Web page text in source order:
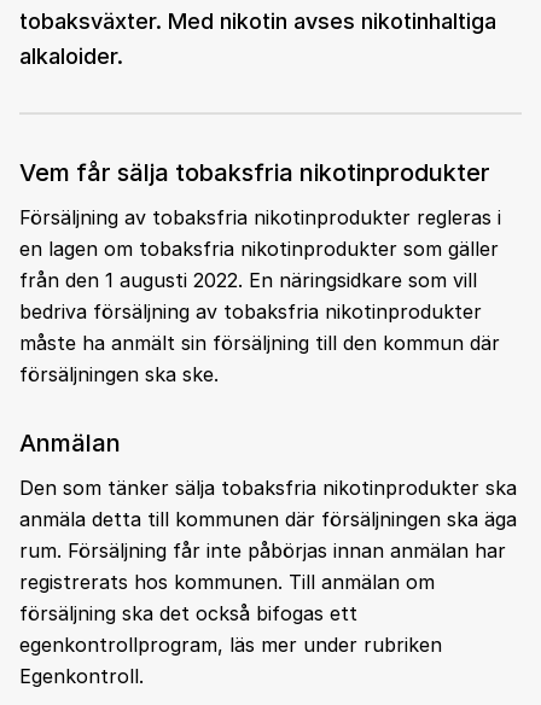
tobaksväxter. Med nikotin avses nikotinhaltiga
alkaloider.
Vem får sälja tobaksfria nikotinprodukter
Försäljning av tobaksfria nikotinprodukter regleras i
en lagen om tobaksfria nikotinprodukter som gäller
från den 1 augusti 2022. En näringsidkare som vill
bedriva försäljning av tobaksfria nikotinprodukter
måste ha anmält sin försäljning till den kommun där
försäljningen ska ske.
Anmälan
Den som tänker sälja tobaksfria nikotinprodukter ska
anmäla detta till kommunen där försäljningen ska äga
rum. Försäljning får inte påbörjas innan anmälan har
registrerats hos kommunen. Till anmälan om
försäljning ska det också bifogas ett
egenkontrollprogram, läs mer under rubriken
Egenkontroll.